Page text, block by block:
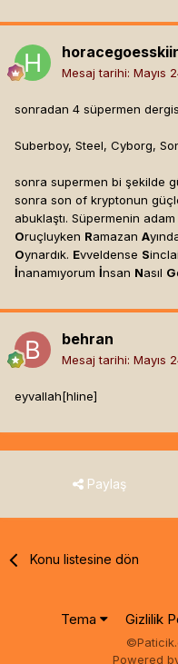
Mesaj tarihi: Mayıs
sonradan 4 süpermen
Suberboy, Steel, Cyborg,
sonra supermen bi şekilde
sonra son of kryptonun
abuklaştı. Süpermenin
Oruçluyken Ramazan A
Oynardık. Evveldense S
İnanamıyorum İnsan Nasıl G
behran
Mesaj tarihi: Mayıs
eyvallah[hline]
Paylaş
Konu listesine dön
Tema Gizlilik
Powered